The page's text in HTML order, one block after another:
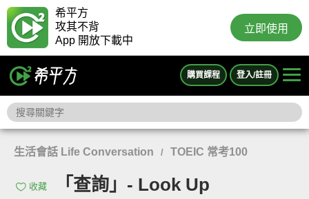
希平方
攻其不背
App 開放下載中
立即使用
購買課程 登入/註冊
生活會話 Life Conversation / TOEIC 常考100
收藏 「查詢」- Look Up